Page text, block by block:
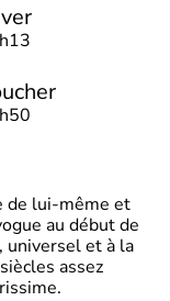
de lui-même et
au début de
universel et à la
assez